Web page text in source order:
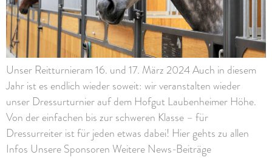
Unser Reitturnieram 16. und 17. März 2024 Auch in diesem
Jahr ist es endlich wieder soweit: wir veranstalten wieder
unser Dressurturnier auf dem Hofgut Laubenheimer Höhe.
Von der einfachen bis zur schweren Klasse – für
Dressurreiter ist für jeden etwas dabei! Hier gehts zu allen
Infos Unsere Sponsoren Weitere News-Beiträge